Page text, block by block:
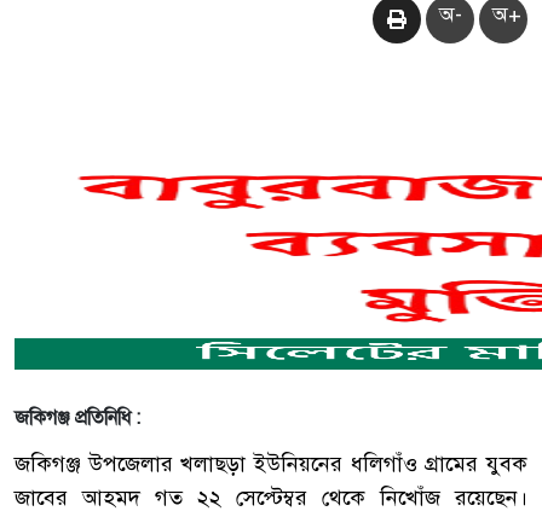
অ- অ+
জকিগঞ্জ প্রতিনিধি :
জকিগঞ্জ উপজেলার খলাছড়া ইউনিয়নের ধলিগাঁও গ্রামের যুবক
জাবের আহমদ গত ২২ সেপ্টেম্বর থেকে নিখোঁজ রয়েছেন।